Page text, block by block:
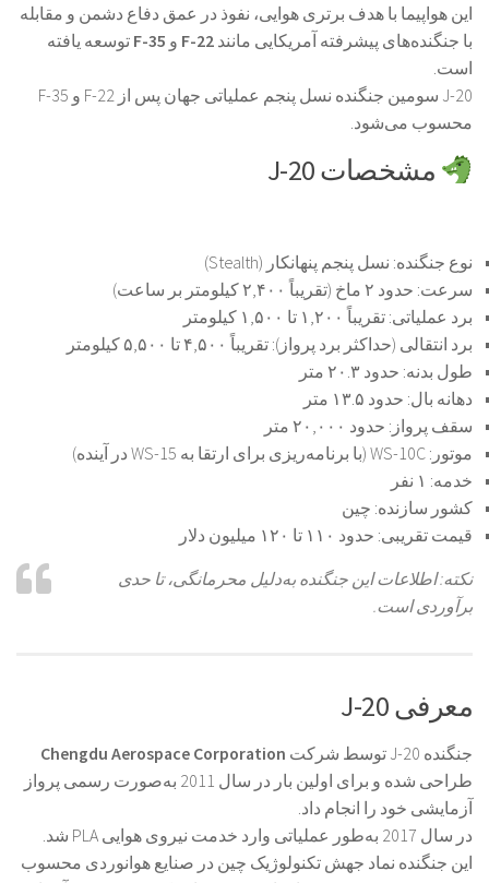
این هواپیما با هدف برتری هوایی، نفوذ در عمق دفاع دشمن و مقابله
با جنگنده‌های پیشرفته آمریکایی مانند F-22 و F-35 توسعه یافته
است.
J-20 سومین جنگنده نسل پنجم عملیاتی جهان پس از F-22 و F-35
محسوب می‌شود.
مشخصات J-20
نوع جنگنده: نسل پنجم پنهانکار (Stealth)
سرعت: حدود ۲ ماخ (تقریباً ۲,۴۰۰ کیلومتر بر ساعت)
برد عملیاتی: تقریباً ۱,۲۰۰ تا ۱,۵۰۰ کیلومتر
برد انتقالی (حداکثر برد پرواز): تقریباً ۴,۵۰۰ تا ۵,۵۰۰ کیلومتر
طول بدنه: حدود ۲۰.۳ متر
دهانه بال: حدود ۱۳.۵ متر
سقف پرواز: حدود ۲۰,۰۰۰ متر
موتور:
خدمه:
کشور سازنده: چین
قیمت تقریبی: حدود ۱۱۰ تا ۱۲۰ میلیون دلار
نکته: اطلاعات این جنگنده به‌دلیل محرمانگی، تا حدی
برآوردی است.
معرفی J-20
جنگنده J-20 توسط شرکت
Chengdu Aerospace Corporation
طراحی شده و برای اولین بار در سال 2011 به‌صورت رسمی پرواز
آزمایشی خود را انجام داد.
در سال 2017 به‌طور عملیاتی وارد خدمت نیروی هوایی PLA شد.
این جنگنده نماد جهش تکنولوژیک چین در صنایع هوانوردی محسوب